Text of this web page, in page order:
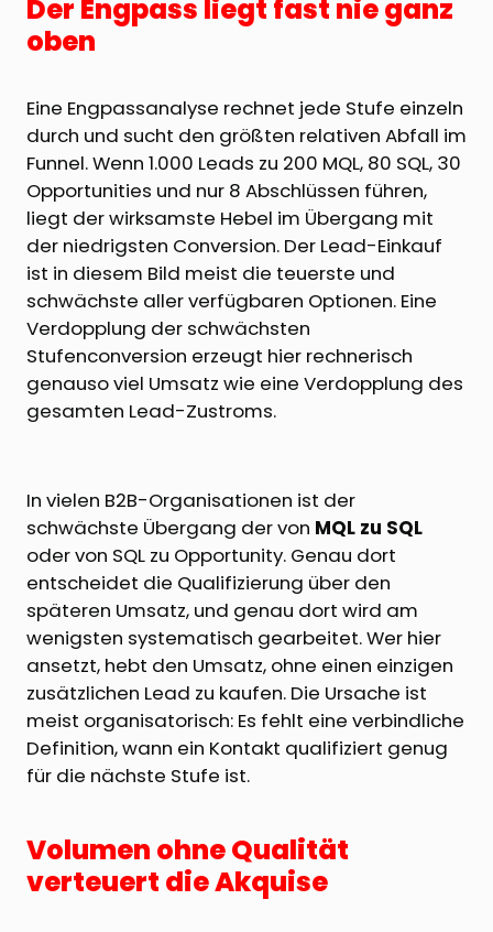
Der Engpass liegt fast nie ganz
oben
Eine Engpassanalyse rechnet jede Stufe einzeln
durch und sucht den größten relativen Abfall im
Funnel. Wenn 1.000 Leads zu 200 MQL, 80 SQL, 30
Opportunities und nur 8 Abschlüssen führen,
liegt der wirksamste Hebel im Übergang mit
der niedrigsten Conversion. Der Lead-Einkauf
ist in diesem Bild meist die teuerste und
schwächste aller verfügbaren Optionen. Eine
Verdopplung der schwächsten
Stufenconversion erzeugt hier rechnerisch
genauso viel Umsatz wie eine Verdopplung des
gesamten Lead-Zustroms.
In vielen B2B-Organisationen ist der
schwächste Übergang der von MQL zu SQL
oder von SQL zu Opportunity. Genau dort
entscheidet die Qualifizierung über den
späteren Umsatz, und genau dort wird am
wenigsten systematisch gearbeitet. Wer hier
ansetzt, hebt den Umsatz, ohne einen einzigen
zusätzlichen Lead zu kaufen. Die Ursache ist
meist organisatorisch: Es fehlt eine verbindliche
Definition, wann ein Kontakt qualifiziert genug
für die nächste Stufe ist.
Volumen ohne Qualität
verteuert die Akquise